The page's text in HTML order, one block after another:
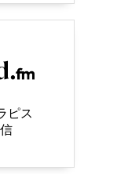
ピス